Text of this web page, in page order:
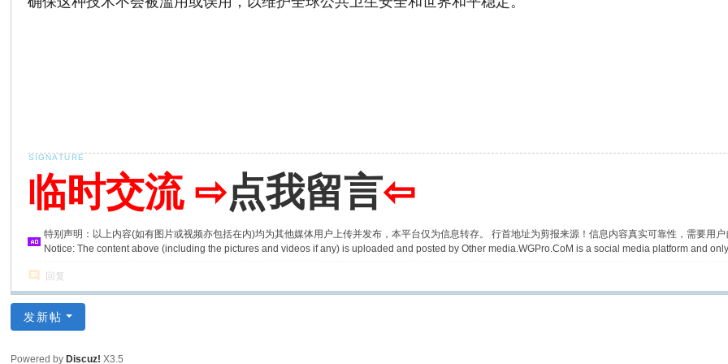
临时交流 ⇨点我留言⇦
特别声明：以上内容(如有图片或视频亦包括在内)均为其他媒体用户上传并发布，本平台仅为信息转存。 行首地址为剪报来源！信息内容真实可靠性，需要用
Notice: The content above (including the pictures and videos if any) is uploaded and posted by Other media.WGPro.CoM is a social media platform and
回复
发新帖
Powered by Discuz! X3.5